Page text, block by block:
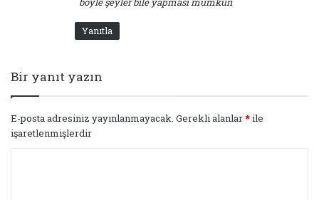
Yanıtla
Bir yanıt yazın
E-posta adresiniz yayınlanmayacak. Gerekli alanlar*ile
işaretlenmişlerdir